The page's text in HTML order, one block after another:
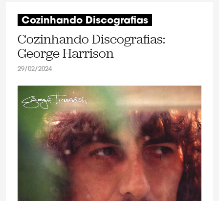
Cozinhando Discografias
Cozinhando Discografias:
George Harrison
29/02/2024